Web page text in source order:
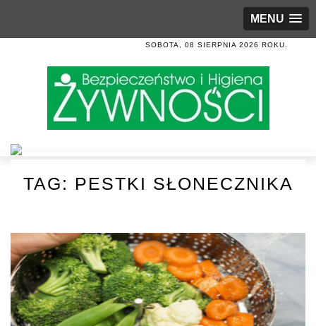
MENU
SOBOTA, 08 SIERPNIA 2026 ROKU.
TAG: PESTKI SŁONECZNIKA